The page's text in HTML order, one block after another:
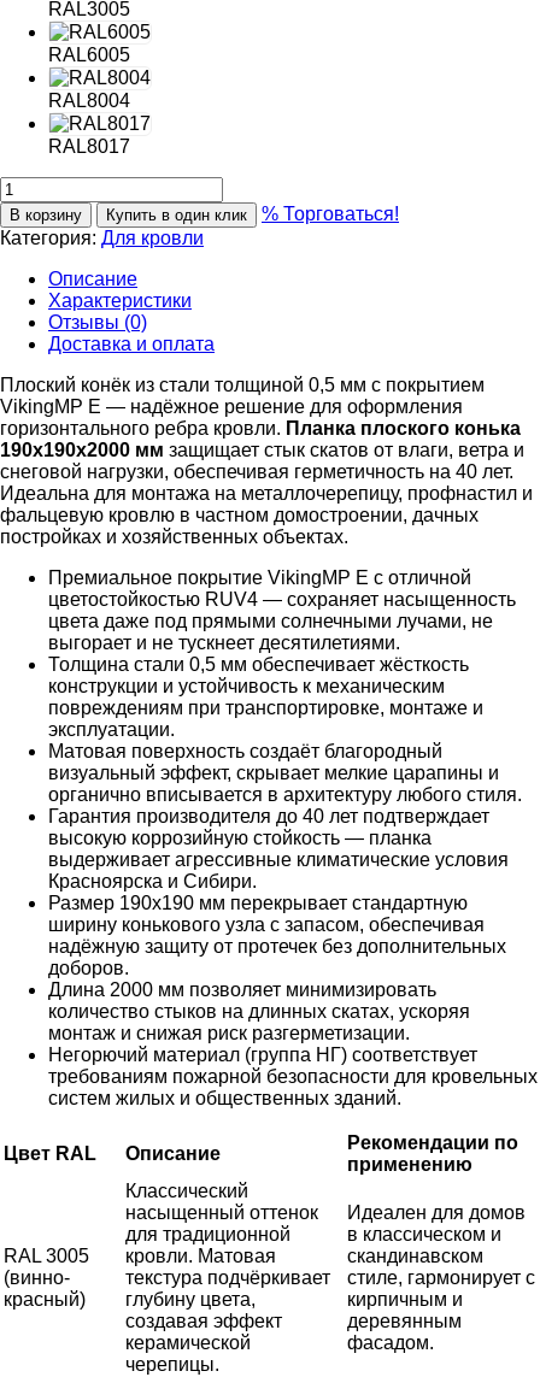
RAL3005
RAL6005
RAL8004
RAL8017
В корзину Купить в один клик
% Торговаться!
Категория: Для кровли
Описание
Характеристики
Отзывы (0)
Доставка и оплата
Плоский конёк из стали толщиной 0,5 мм с покрытием
VikingMP E — надёжное решение для оформления
горизонтального ребра кровли. Планка плоского конька
190х190х2000 мм защищает стык скатов от влаги, ветра и
снеговой нагрузки, обеспечивая герметичность на 40 лет.
Идеальна для монтажа на металлочерепицу, профнастил и
фальцевую кровлю в частном домостроении, дачных
постройках и хозяйственных объектах.
Премиальное покрытие VikingMP E с отличной
цветостойкостью RUV4 — сохраняет насыщенность
цвета даже под прямыми солнечными лучами, не
выгорает и не тускнеет десятилетиями.
Толщина стали 0,5 мм обеспечивает жёсткость
конструкции и устойчивость к механическим
повреждениям при транспортировке, монтаже и
эксплуатации.
Матовая поверхность создаёт благородный
визуальный эффект, скрывает мелкие царапины и
органично вписывается в архитектуру любого стиля.
Гарантия производителя до 40 лет подтверждает
высокую коррозийную стойкость — планка
выдерживает агрессивные климатические условия
Красноярска и Сибири.
Размер 190х190 мм перекрывает стандартную
ширину конькового узла с запасом, обеспечивая
надёжную защиту от протечек без дополнительных
доборов.
Длина 2000 мм позволяет минимизировать
количество стыков на длинных скатах, ускоряя
монтаж и снижая риск разгерметизации.
Негорючий материал (группа НГ) соответствует
требованиям пожарной безопасности для кровельных
систем жилых и общественных зданий.
Цвет RAL Описание
Рекомендации по
применению
RAL 3005
(винно-
красный)
Классический
насыщенный оттенок
для традиционной
кровли. Матовая
текстура подчёркивает
глубину цвета,
создавая эффект
керамической
черепицы.
Идеален для домов
в классическом и
скандинавском
стиле, гармонирует с
кирпичным и
деревянным
фасадом.